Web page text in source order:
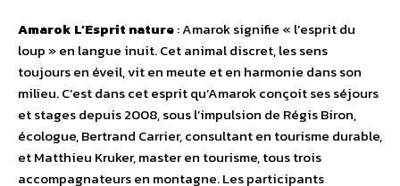
Amarok L’Esprit nature: Amarok signifie « l’esprit du
loup » en langue inuit. Cet animal discret, les sens
toujours en éveil, vit en meute et en harmonie dans son
milieu. C’est dans cet esprit qu’Amarok conçoit ses séjours
et stages depuis 2008, sous l’impulsion de Régis Biron,
écologue, Bertrand Carrier, consultant en tourisme durable,
et Matthieu Kruker, master en tourisme, tous trois
accompagnateurs en montagne. Les participants